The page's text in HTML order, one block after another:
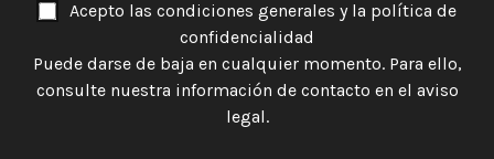
Acepto las condiciones generales y la política de
confidencialidad
Puede darse de baja en cualquier momento. Para ello,
consulte nuestra información de contacto en el aviso
legal.